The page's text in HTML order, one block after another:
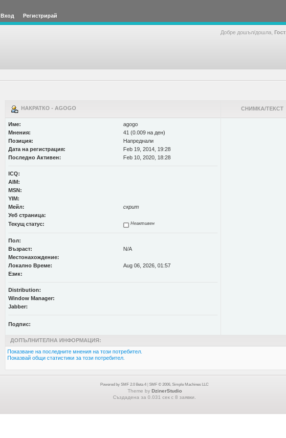
Вход Регистрирай
Добре дошъл/дошла, Гост
НАКРАТКО - AGOGO СНИМКА/ТЕКСТ
Име:
agogo
Мнения:
41 (0.009 на ден)
Позиция:
Напреднали
Дата на регистрация:
Feb 19, 2014, 19:28
Последно Активен:
Feb 10, 2020, 18:28
ICQ:
AIM:
MSN:
YIM:
Мейл:
скрит
Уеб страница:
Текущ статус:
Неактивен
Пол:
Възраст:
N/A
Местонахождение:
Локално Време:
Aug 06, 2026, 01:57
Език:
Distribution:
Window Manager:
Jabber:
Подпис:
ДОПЪЛНИТЕЛНА ИНФОРМАЦИЯ:
Показване на последните мнения на този потребител.
Показвай общи статистики за този потребител.
Powered by SMF 2.0 Beta 4 SMF © 2006, Simple Machines LLC
Theme by DzinerStudio
Създадена за 0.031 сек с 8 заявки.